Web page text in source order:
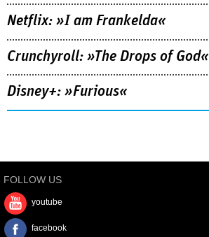
Netflix: »I am Frankelda«
Crunchyroll: »The Drops of God«
Disney+: »Furious«
FOLLOW US
youtube
facebook